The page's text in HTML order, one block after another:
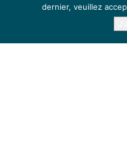
Fièrement propulsé par
dernier, veuillez